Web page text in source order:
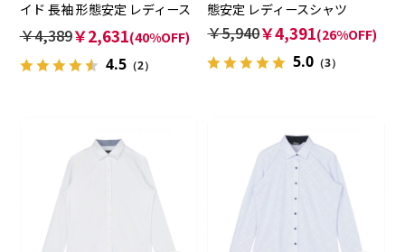
イド 長袖 形態安定 レディース
シャツ
￥4,389￥2,631(40%OFF)
4.5（2）
態安定 レディースシャツ
￥5,940￥4,391(26%OFF)
5.0 （3）